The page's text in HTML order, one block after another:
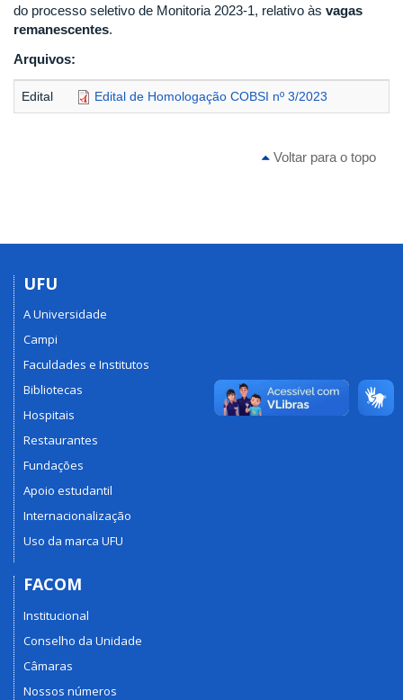
do processo seletivo de Monitoria 2023-1, relativo às vagas
remanescentes.
Arquivos:
Edital Edital de Homologação COBSI nº 3/2023
Voltar para o topo
UFU
A Universidade
Campi
Faculdades e Institutos
Bibliotecas
Hospitais
Restaurantes
Fundações
Apoio estudantil
Internacionalização
Uso da marca UFU
FACOM
Institucional
Conselho da Unidade
Câmaras
Nossos números